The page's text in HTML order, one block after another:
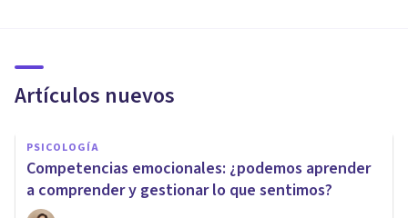
Artículos nuevos
PSICOLOGÍA
Competencias emocionales: ¿podemos aprender
a comprender y gestionar lo que sentimos?